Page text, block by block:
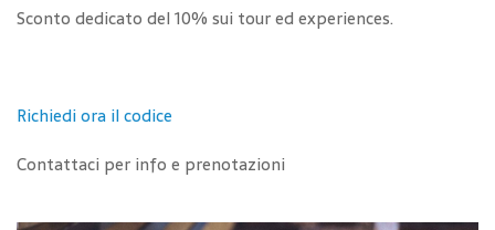
Sconto dedicato del 10% sui tour ed experiences.
Richiedi ora il codice
Contattaci per info e prenotazioni